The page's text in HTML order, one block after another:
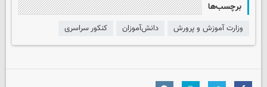
برچسب‌ها
وزارت آموزش و پرورش دانش‌آموزان کنکور سراسری